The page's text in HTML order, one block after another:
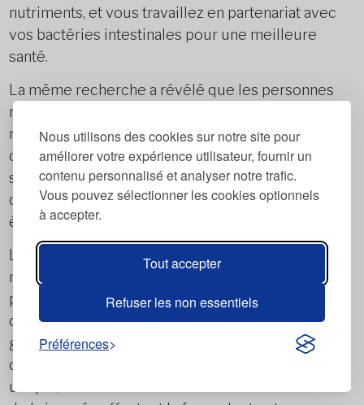
Nous utilisons des cookies sur notre site pour
améliorer votre expérience utilisateur, fournir un
contenu personnalisé et analyser notre trafic.
Vous pouvez sélectionner les cookies optionnels
à accepter.
Tout accepter
Refuser les non essentiels
Préférences
nutriments, et vous travaillez en partenariat avec
vos bactéries intestinales pour une meilleure
santé.
La même recherche a révélé que les personnes
mangeant des aliments complets présentaient des
niveaux plus élevés d'hormones naturelles de
contrôle de l'appétit, les aidant à se sentir
satisfaites entre les repas. C'est pourquoi les
clients de Metabolic Balance déclarent se sentir
énergisés et satisfaits, et non affamés ou privés.
Le corps de chacun répond différemment à la
nourriture. Une étude majeure portant sur 800
personnes et près de 47 000 repas a révélé
d'énormes variations dans la façon dont la
glycémie de différentes personnes réagissait à
des aliments identiques. Votre métabolisme
unique, vos bactéries intestinales et même l'heure